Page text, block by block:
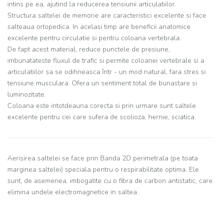
intins pe ea, ajutind la reducerea tensiunii articulatiilor.
Structura saltelei de memorie are caracteristici excelente si face
salteaua ortopedica. In acelasi timp are beneficii anatomice
excelente pentru circulatie si pentru coloana vertebrala.
De fapt acest material, reduce punctele de presiune,
imbunatateste fluxul de trafic si permite coloanei vertebrale si a
articulatiilor sa se odihneasca într - un mod natural, fara stres si
tensiune musculara. Ofera un sentiment total de bunastare si
luminozitate.
Coloana este intotdeauna corecta si prin urmare sunt saltele
excelente pentru cei care sufera de scolioza, hernie, sciatica.
Aerisirea saltelei se face prin Banda 2D perimetrala (pe toata
marginea saltelei) speciala pentru o respirabilitate optima. Ele
sunt, de asemenea, imbogatite cu o fibra de carbon antistatic, care
elimina undele electromagnetice in saltea.